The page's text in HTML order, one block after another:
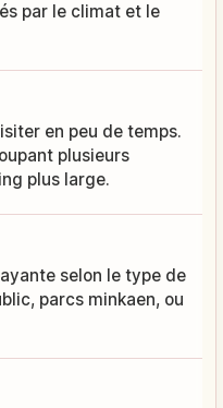
par le climat et le
en peu de temps.
plusieurs
plus large.
selon le type de
parcs minkaen, ou